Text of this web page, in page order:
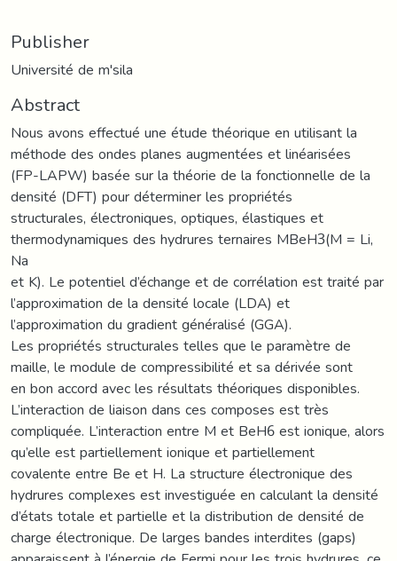
Publisher
Université de m'sila
Abstract
Nous avons effectué une étude théorique en utilisant la
méthode des ondes planes augmentées et linéarisées
(FP-LAPW) basée sur la théorie de la fonctionnelle de la
densité (DFT) pour déterminer les propriétés
structurales, électroniques, optiques, élastiques et
thermodynamiques des hydrures ternaires MBeH3(M = Li,
Na
et K). Le potentiel d’échange et de corrélation est traité par
l’approximation de la densité locale (LDA) et
l’approximation du gradient généralisé (GGA).
Les propriétés structurales telles que le paramètre de
maille, le module de compressibilité et sa dérivée sont
en bon accord avec les résultats théoriques disponibles.
L’interaction de liaison dans ces composes est très
compliquée. L’interaction entre M et BeH6 est ionique, alors
qu’elle est partiellement ionique et partiellement
covalente entre Be et H. La structure électronique des
hydrures complexes est investiguée en calculant la densité
d’états totale et partielle et la distribution de densité de
charge électronique. De larges bandes interdites (gaps)